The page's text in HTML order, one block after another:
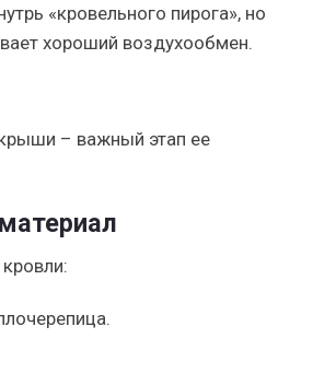
«кровельного пирога», но
хороший воздухообмен.
– важный этап ее